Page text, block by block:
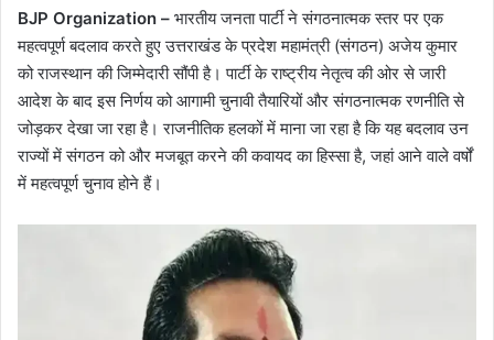
BJP Organization – भारतीय जनता पार्टी ने संगठनात्मक स्तर पर एक
महत्वपूर्ण बदलाव करते हुए उत्तराखंड के प्रदेश महामंत्री (संगठन) अजेय कुमार
को राजस्थान की जिम्मेदारी सौंपी है। पार्टी के राष्ट्रीय नेतृत्व की ओर से जारी
आदेश के बाद इस निर्णय को आगामी चुनावी तैयारियों और संगठनात्मक रणनीति से
जोड़कर देखा जा रहा है। राजनीतिक हलकों में माना जा रहा है कि यह बदलाव उन
राज्यों में संगठन को और मजबूत करने की कवायद का हिस्सा है, जहां आने वाले वर्षों
में महत्वपूर्ण चुनाव होने हैं।